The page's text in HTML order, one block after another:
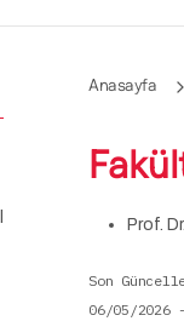
Anasayfa
Prof.
Son
06/05/2026